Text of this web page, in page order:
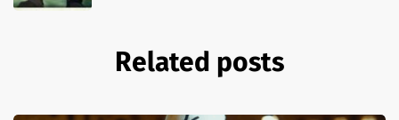
Related posts